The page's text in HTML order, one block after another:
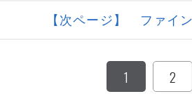
【次ページ】 ファイ
1 2